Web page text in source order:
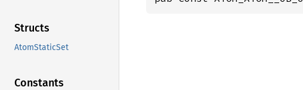
Structs
AtomStaticSet
Constants